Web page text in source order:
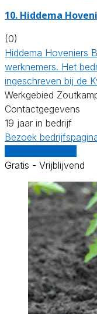
10. Hiddema
(0)
Hiddema Hoveniers
werknemers. Het
ingeschreven bij de
Werkgebied
Contactgegevens
19 jaar in bedrijf
Bezoek
Gratis - Vrijblijvend